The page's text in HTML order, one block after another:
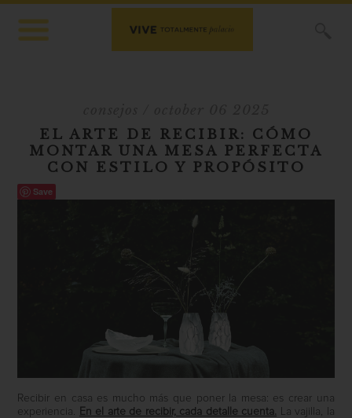
EL ARTE DE RECIBIR: CÓMO
MONTAR UNA MESA PERFECTA
CON ESTILO Y PROPÓSITO
Save
Recibir en casa es mucho más que poner la mesa: es crear una
experiencia.
En el arte de recibir, cada detalle cuenta.
La vajilla, la